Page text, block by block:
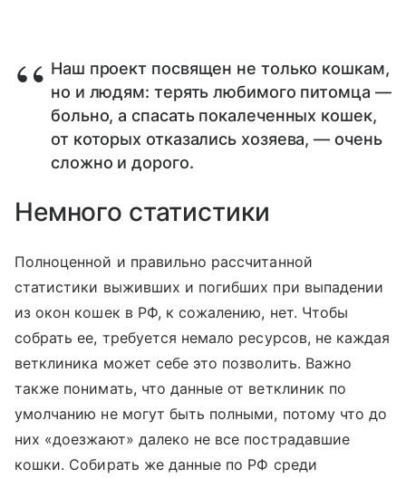
Наш проект посвящен не только кошкам,
но и людям: терять любимого питомца —
больно, а спасать покалеченных кошек,
от которых отказались хозяева, — очень
сложно и дорого.
Немного статистики
Полноценной и правильно рассчитанной
статистики выживших и погибших при выпадении
из окон кошек в РФ, к сожалению, нет. Чтобы
собрать ее, требуется немало ресурсов, не каждая
ветклиника может себе это позволить. Важно
также понимать, что данные от ветклиник по
умолчанию не могут быть полными, потому что до
них «доезжают» далеко не все пострадавшие
кошки. Собирать же данные по РФ среди